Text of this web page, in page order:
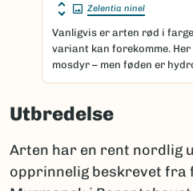
Zelentia ninel
Vanligvis er arten rød i
variant kan forekomme.
mosdyr – men føden er
Utbredelse
Arten har en rent nordlig
opprinnelig beskrevet fra